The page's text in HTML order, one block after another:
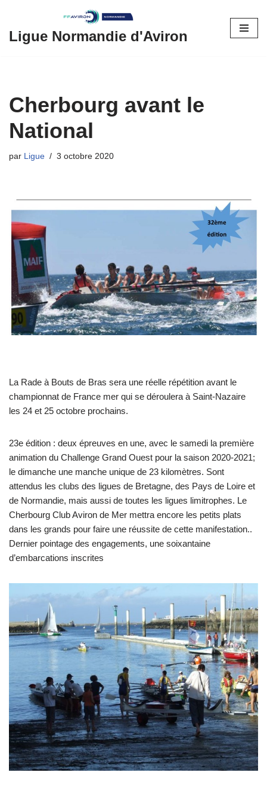
Aller
Ligue Normandie d'Aviron
Cherbourg avant le
National
par Ligue 3 octobre 2020
La Rade à Bouts de Bras sera une réelle répétition avant le
championnat de France mer qui se déroulera à Saint-Nazaire
les 24 et 25 octobre prochains.
23e édition : deux épreuves en une, avec le samedi la première
animation du Challenge Grand Ouest pour la saison 2020-2021;
le dimanche une manche unique de 23 kilomètres. Sont
attendus les clubs des ligues de Bretagne, des Pays de Loire et
de Normandie, mais aussi de toutes les ligues limitrophes. Le
Cherbourg Club Aviron de Mer mettra encore les petits plats
dans les grands pour faire une réussite de cette manifestation..
Dernier pointage des engagements, une soixantaine
d’embarcations inscrites